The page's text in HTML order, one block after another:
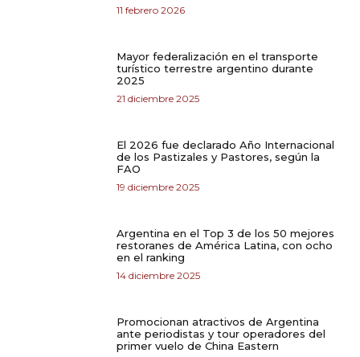
11 febrero 2026
Mayor federalización en el transporte
turístico terrestre argentino durante
2025
21 diciembre 2025
El 2026 fue declarado Año Internacional
de los Pastizales y Pastores, según la
FAO
19 diciembre 2025
Argentina en el Top 3 de los 50 mejores
restoranes de América Latina, con ocho
en el ranking
14 diciembre 2025
Promocionan atractivos de Argentina
ante periodistas y tour operadores del
primer vuelo de China Eastern